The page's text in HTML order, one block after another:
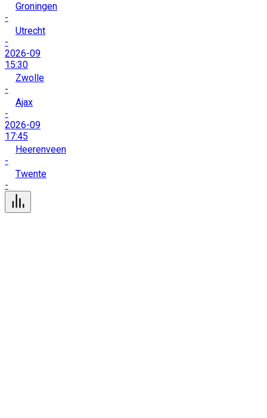
Groningen
-
Utrecht
-
2026-09
15:30
Zwolle
-
Ajax
-
2026-09
17:45
Heerenveen
-
Twente
-